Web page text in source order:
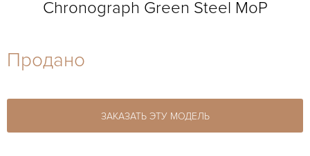
27-44
Chronograph Green Steel MoP
Продано
ЗАКАЗАТЬ ЭТУ МОДЕЛЬ